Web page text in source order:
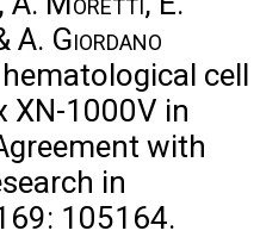
A. Giordano
cell
XN-1000V in
with
in
105164.